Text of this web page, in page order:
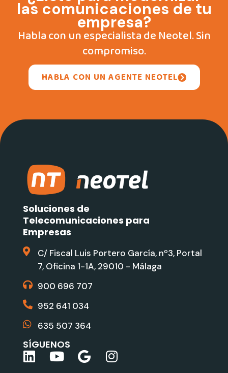
las comunicaciones de tu
empresa?
Habla con un especialista de Neotel. Sin
compromiso.
HABLA CON UN AGENTE NEOTEL
Soluciones de
Telecomunicaciones para
Empresas
C/ Fiscal Luis Portero García, nº3, Portal
7, Oficina 1-1A, 29010 - Málaga
900 696 707
952 641 034
635 507 364
SÍGUENOS
L Y G I